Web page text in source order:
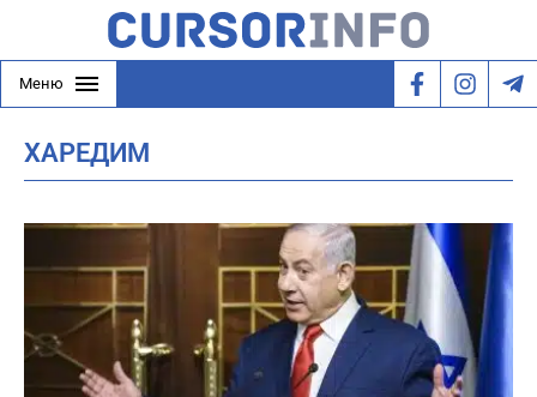
Меню
ХАРЕДИМ